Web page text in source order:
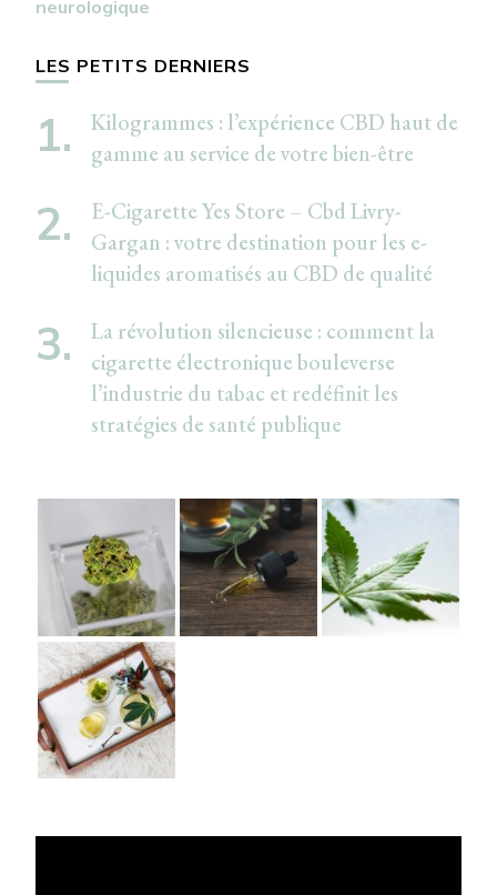
neurologique
LES PETITS DERNIERS
Kilogrammes : l’expérience CBD haut de
gamme au service de votre bien-être
E-Cigarette Yes Store – Cbd Livry-
Gargan : votre destination pour les e-
liquides aromatisés au CBD de qualité
La révolution silencieuse : comment la
cigarette électronique bouleverse
l’industrie du tabac et redéfinit les
stratégies de santé publique